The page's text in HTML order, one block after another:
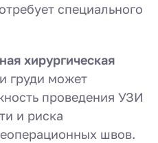
специального
хирургическая
груди может
проведения УЗИ
и риска
швов.